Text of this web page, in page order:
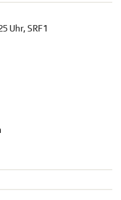
Uhr, SRF 1